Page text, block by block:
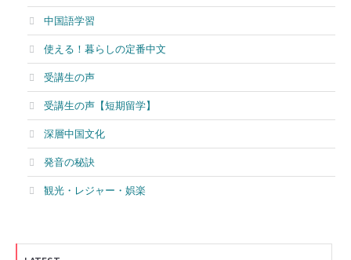
中国語学習
使える！暮らしの定番中文
受講生の声
受講生の声【短期留学】
深層中国文化
発音の秘訣
観光・レジャー・娯楽